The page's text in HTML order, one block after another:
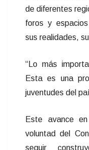
de diferentes
foros y
sus realidades,
“Lo más
Esta es una
juventudes del
Este avance
voluntad del
seguir